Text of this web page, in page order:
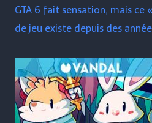
GTA 6 fait sensation, mais ce
de jeu existe depuis des